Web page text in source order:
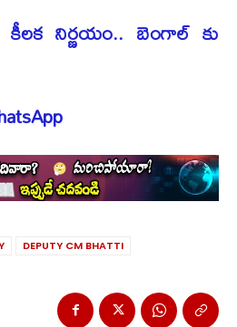
నిర్ణయం.. బెంగాల్ కు
DEPUTY CM BHATTI